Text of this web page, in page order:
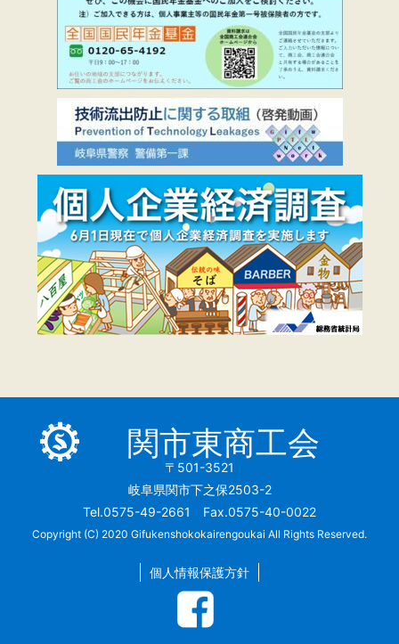
関市東商工会
〒501-3521
岐阜県関市下之保2503-2
Tel.0575-49-2661 Fax.0575-40-0022
Copyright (C) 2020 Gifukenshokokairengoukai All Rights Reserved.
個人情報保護方針